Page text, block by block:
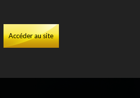
Accéder au site